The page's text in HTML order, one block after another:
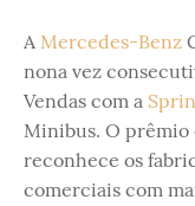
A Mercedes-Benz
nona vez
Vendas com a
Minibus. O prêmio
reconhece os
comerciais com